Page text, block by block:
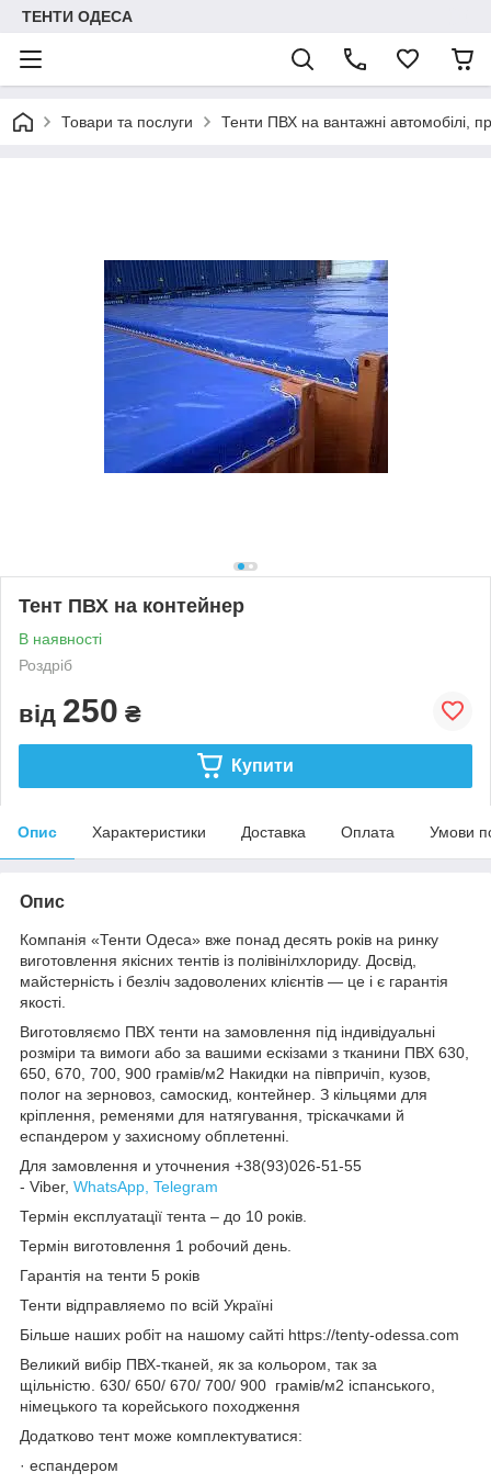
ТЕНТИ ОДЕСА
Товари та послуги Тенти ПВХ на вантажні автомобілі,
Тент ПВХ на контейнер
В наявності
Роздріб
від 250 ₴
Купити
Опис Характеристики Доставка Оплата Умови
Опис
Компанія «Тенти Одеса» вже понад десять років на ринку
виготовлення якісних тентів із полівінілхлориду. Досвід,
майстерність і безліч задоволених клієнтів — це і є гарантія
якості.
Виготовляємо ПВХ тенти на замовлення під індивідуальні
розміри та вимоги або за вашими ескізами з тканини ПВХ 630,
650, 670, 700, 900 грамів/м2 Накидки на півпричіп, кузов,
полог на зерновоз, самоскид, контейнер. З кільцями для
кріплення, ременями для натягування, тріскачками й
еспандером у захисному обплетенні.
Для замовлення и уточнения +38(93)026-51-55
- Viber, WhatsApp, Telegram
Термін експлуатації тента – до 10 років.
Термін виготовлення 1 робочий день.
Гарантія на тенти 5 років
Тенти відправляемо по всій Україні
Більше наших робіт на нашому сайті https://tenty-odessa.com
Великий вибір ПВХ-тканей, як за кольором, так за
щільністю. 630/ 650/ 670/ 700/ 900 грамів/м2 іспанського,
німецького та корейського походження
Додатково тент може комплектуватися:
· еспандером